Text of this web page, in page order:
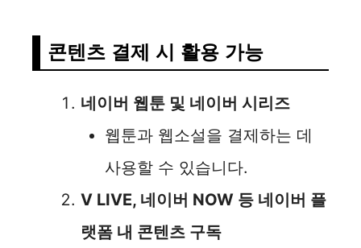
콘텐츠 결제 시 활용 가능
네이버 웹툰 및 네이버 시리즈
웹툰과 웹소설을 결제하는 데
사용할 수 있습니다.
V LIVE, 네이버 NOW 등 네이버 플
랫폼 내 콘텐츠 구독